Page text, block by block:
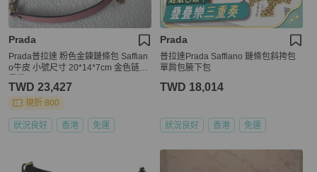
Prada
Prada普拉達 粉色金鍊鏈條包 Saffian
o牛皮 小號尺寸 20*14*7cm 金色链条
TWD 23,427
現折 800
狀況良好 香港 免運
Prada
普拉達Prada Saffiano 鏈條包斜挎包
單肩包腋下包
TWD 18,014
狀況良好 香港 免運